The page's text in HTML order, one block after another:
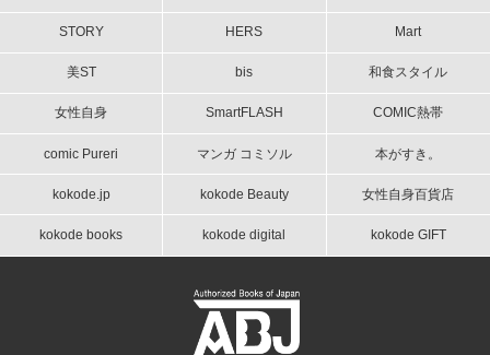
STORY HERS Mart
美ST bis 和食スタイル
女性自身 SmartFLASH COMIC熱帯
comic Pureri マンガ コミソル 本がすき。
kokode.jp kokode Beauty 女性自身百貨店
kokode books kokode digital kokode GIFT